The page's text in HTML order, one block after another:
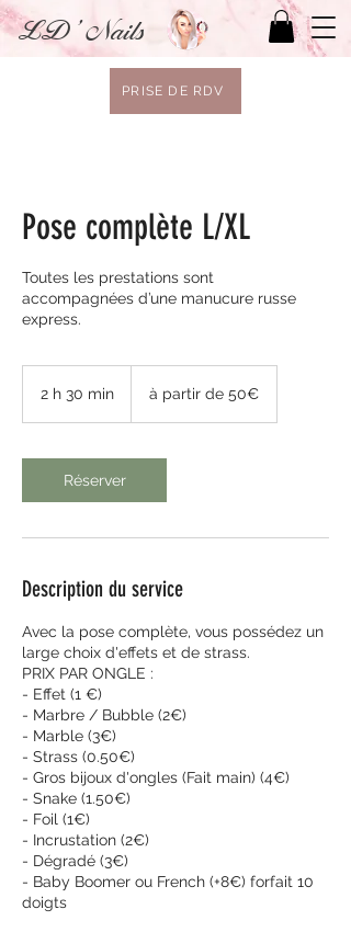
LD' Nails
PRISE DE RDV
Pose complète L/XL
Toutes les prestations sont
accompagnées d’une manucure russe
express.
2 h 30 min
0
m
à partir de 50€
Réserver
Description du service
Avec la pose complète, vous possédez un
large choix d'effets et de strass.
PRIX PAR ONGLE :
- Effet (1 €)
- Marbre / Bubble (2€)
- Marble (3€)
- Strass (0.50€)
- Gros bijoux d'ongles (Fait main) (4€)
- Snake (1.50€)
- Foil (1€)
- Incrustation (2€)
- Dégradé (3€)
- Baby Boomer ou French (+8€) forfait 10
doigts